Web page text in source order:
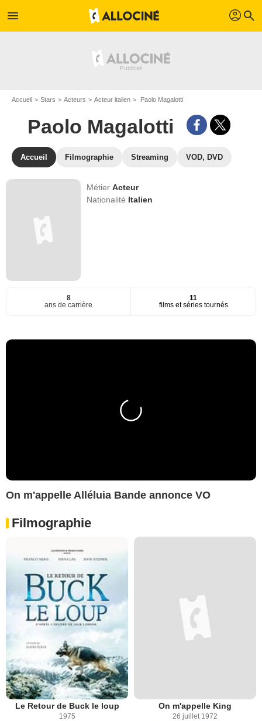
menu profil search
Accueil Stars Acteurs Acteur italien Paolo Magalotti
Paolo Magalotti
Accueil Filmographie Streaming VOD, DVD
MétierActeur
Nationalité Italien
8
ans de carrière
11
films et séries tournés
On m'appelle Alléluia Bande annonce VO
Filmographie
Le Retour de Buck le loup
1975
On m'appelle King
26 juillet 1972